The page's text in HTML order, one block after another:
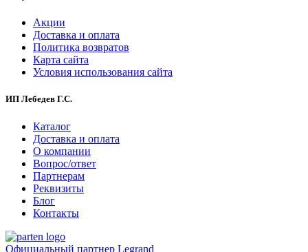
Акции
Доставка и оплата
Политика возвратов
Карта сайта
Условия использования сайта
ИП Лебедев Г.С.
Каталог
Доставка и оплата
О компании
Вопрос/ответ
Партнерам
Реквизиты
Блог
Контакты
Официальный партнер Legrand